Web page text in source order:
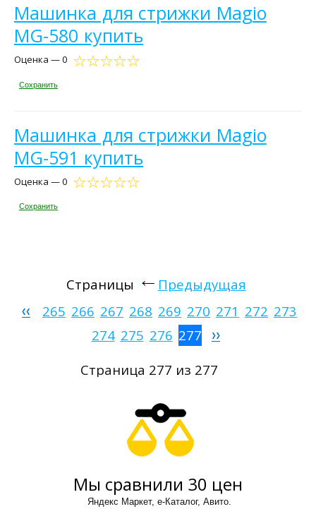
Машинка для стрижки Magio
MG-580 купить
Оценка — 0
Сохранить
Машинка для стрижки Magio
MG-591 купить
Оценка — 0
Сохранить
Страницы
Предыдущая
265 266 267 268 269 270 271 272 273
274 275 276 277
Страница 277 из 277
Мы сравнили 30 цен
Яндекс Маркет, е-Каталог, Авито.